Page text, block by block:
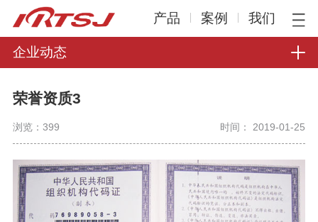
产品 案例 我们
企业动态
荣誉资质3
浏览： 399 时间： 2019-01-25